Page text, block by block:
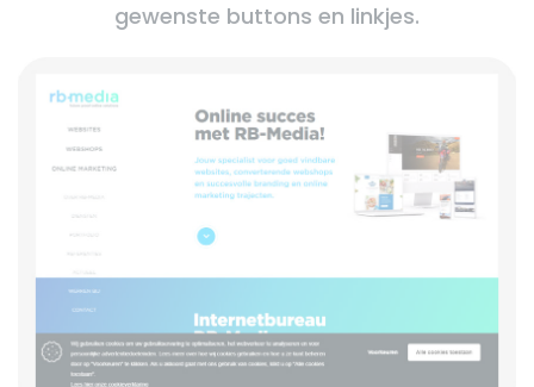
gewenste buttons en linkjes.